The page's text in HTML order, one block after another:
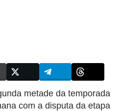
metade da temporada
com a disputa da etapa